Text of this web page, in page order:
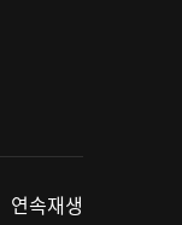
연속재생